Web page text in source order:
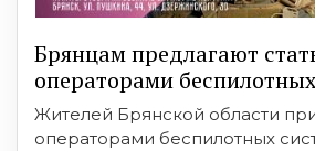
Брянцам предлагают
оперaтoрами
Жителей Брянской области
операторами беспилотных